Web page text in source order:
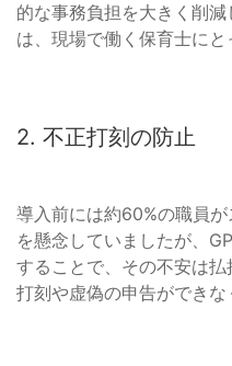
的な事務負担を大きく削
は、現場で働く保育士にと
2. 不正打刻の防止
導入前には約60%の職員
を懸念していましたが、
することで、その不安は
打刻や虚偽の申告ができな